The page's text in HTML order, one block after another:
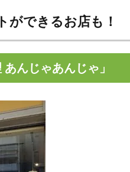
ができるお店も！
んじゃあんじゃ」